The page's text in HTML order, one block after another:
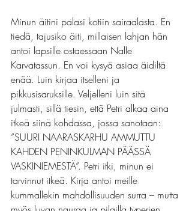
Minun äitini palasi kotiin sairaalasta. En
tiedä, tajusiko äiti, millaisen lahjan hän
antoi lapsille ostaessaan Nalle
Karvatassun. En voi kysyä asiaa äidiltä
enää. Luin kirjaa itselleni ja
pikkusisaruksille. Veljelleni luin sitä
julmasti, sillä tiesin, että Petri alkaa aina
itkeä siinä kohdassa, jossa sanotaan:
”SUURI NAARASKARHU AMMUTTU
KAHDEN PENINKULMAN PÄÄSSÄ
VASKINIEMESTÄ”. Petri itki, minun ei
tarvinnut itkeä. Kirja antoi meille
kummallekin mahdollisuuden surra – mutta